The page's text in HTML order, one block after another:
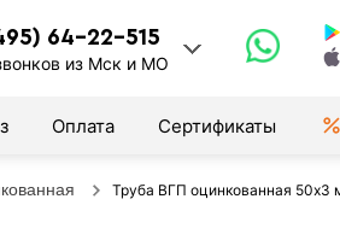
64-22-515
из Мск и МО
Оплата Сертификаты
Труба ВГП оцинкованная 50х3